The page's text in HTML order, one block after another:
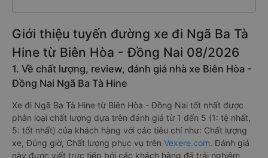
Giới thiệu tuyến đường xe đi Ngã Ba Tà
Hine từ Biên Hòa - Đồng Nai 08/2026
1. Về chất lượng, review, đánh giá nhà xe Biên Hòa -
Đồng Nai Ngã Ba Tà Hine
Xe đi Ngã Ba Tà Hine từ Biên Hòa - Đồng Nai tốt nhất được
phân loại chất lượng dựa trên đánh giá từ 1 đến 5 (1: tệ nhất,
5: tốt nhất) của khách hàng với các tiêu chí như: Chất lượng
xe, Đúng giờ, Chất lượng phục vụ trên Vexere.com. Đánh giá
này được viết trực tiếp bởi các khách hàng đã trải nghiệm